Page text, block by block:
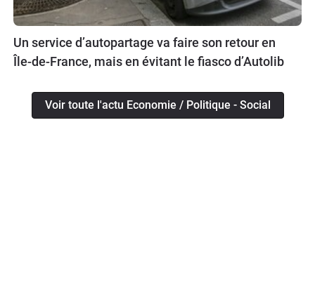
Un service d’autopartage va faire son retour en
Île-de-France, mais en évitant le fiasco d’Autolib
Voir toute l'actu Economie / Politique - Social